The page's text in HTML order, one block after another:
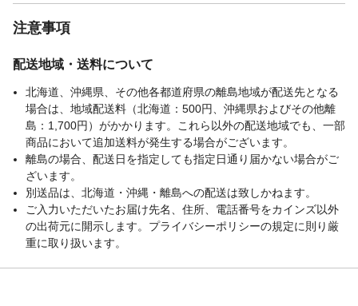
注意事項
配送地域・送料について
北海道、沖縄県、その他各都道府県の離島地域が配送先となる
場合は、地域配送料（北海道：500円、沖縄県およびその他離
島：1,700円）がかかります。これら以外の配送地域でも、一部
商品において追加送料が発生する場合がございます。
離島の場合、配送日を指定しても指定日通り届かない場合がご
ざいます。
別送品は、北海道・沖縄・離島への配送は致しかねます。
ご入力いただいたお届け先名、住所、電話番号をカインズ以外
の出荷元に開示します。プライバシーポリシーの規定に則り厳
重に取り扱います。